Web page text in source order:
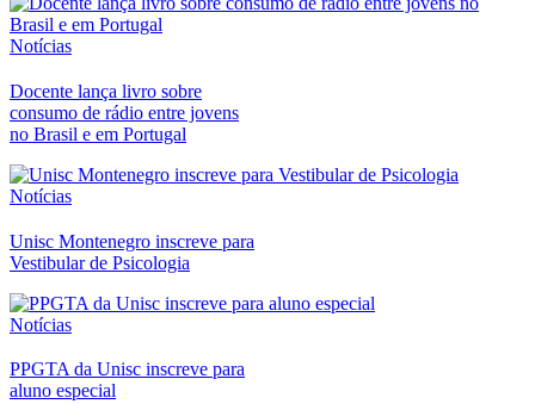
Notícias
Docente lança livro sobre
consumo de rádio entre jovens
no Brasil e em Portugal
Notícias
Unisc Montenegro inscreve para
Vestibular de Psicologia
Notícias
PPGTA da Unisc inscreve para
aluno especial